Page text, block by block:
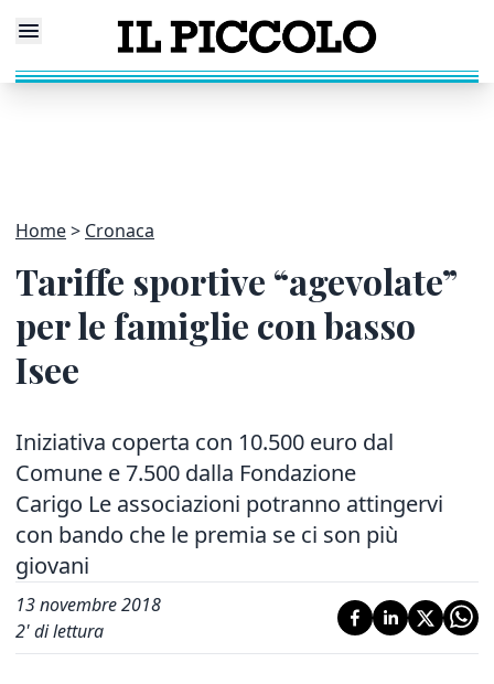
Home Cronaca
Tariffe sportive “agevolate”
per le famiglie con basso
Isee
Iniziativa coperta con 10.500 euro dal
Comune e 7.500 dalla Fondazione
Carigo Le associazioni potranno attingervi
con bando che le premia se ci son più
giovani
13 novembre 2018
2' di lettura